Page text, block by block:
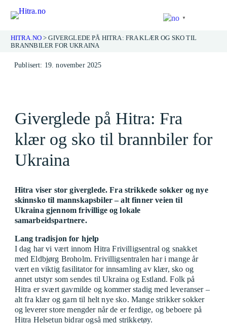
HITRA.NO>GIVERGLEDE PÅ HITRA: FRA KLÆR OG SKO TIL
BRANNBILER FOR UKRAINA
Publisert: 19. november 2025
Giverglede på Hitra: Fra
klær og sko til brannbiler for
Ukraina
Hitra viser stor giverglede. Fra strikkede sokker og nye
skinnsko til mannskapsbiler – alt finner veien til
Ukraina gjennom frivillige og lokale
samarbeidspartnere.
Lang tradisjon for hjelp
I dag har vi vært innom Hitra Frivilligsentral og snakket
med Eldbjørg Broholm. Frivilligsentralen har i mange år
vært en viktig fasilitator for innsamling av klær, sko og
annet utstyr som sendes til Ukraina og Estland. Folk på
Hitra er svært gavmilde og kommer stadig med leveranser –
alt fra klær og garn til helt nye sko. Mange strikker sokker
og leverer store mengder når de er ferdige, og beboere på
Hitra Helsetun bidrar også med strikketøy.
▼